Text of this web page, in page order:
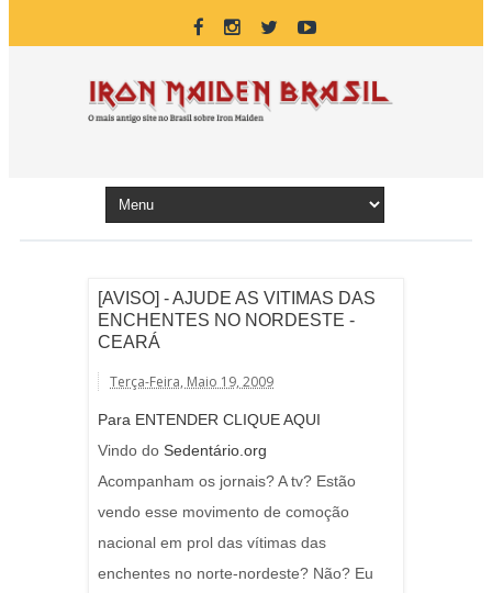
[AVISO] - AJUDE AS VITIMAS DAS
ENCHENTES NO NORDESTE -
CEARÁ
Terça-Feira, Maio 19, 2009
Para ENTENDER CLIQUE AQUI
Vindo do Sedentário.org
Acompanham os jornais? A tv? Estão
vendo esse movimento de comoção
nacional em prol das vítimas das
enchentes no norte-nordeste? Não? Eu